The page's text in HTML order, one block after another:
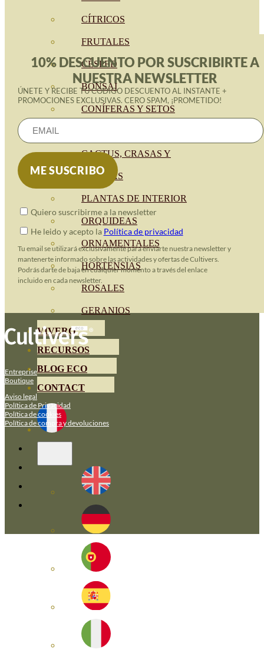
CÍTRICOS
FRUTALES
CÉSPED
BONSAI
CONÍFERAS Y SETOS
CACTUS, CRASAS Y
SUCULENTAS
PLANTAS DE INTERIOR
ORQUIDEAS
ORNAMENTALES
HORTENSIAS
ROSALES
GERANIOS
VIVERO
RECURSOS
BLOG ECO
CONTACT
10% DESCUENTO POR SUSCRIBIRTE A
NUESTRA NEWSLETTER
ÚNETE Y RECIBE TU CÓDIGO DESCUENTO AL INSTANTE +
PROMOCIONES EXCLUSIVAS. CERO SPAM, ¡PROMETIDO!
Quiero suscribirme a la newsletter
He leido y acepto la Política de privacidad
Tu email se utilizará exclusivamente para enviarte nuestra newsletter y
mantenerte informado sobre las actividades y ofertas de Cultivers.
Podrás darte de baja en cualquier momento a través del enlace
incluido en cada newsletter.
Entreprise
Boutique
Aviso legal
Política de Privacidad
Política de cookies
Política de compra y devoluciones